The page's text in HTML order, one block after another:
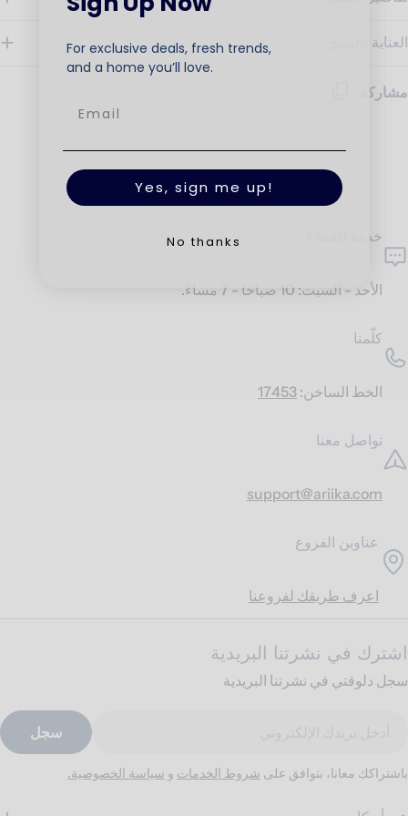
العناية بالمنتج
مشاركة:
خدمة العملاء
الأحد - السبت: 10 صباحًا - 7 مساءً.
كلّمنا
الخط الساخن: 17453
تواصل معنا
support@ariika.com
عناوين الفروع
اعرف طريقك لفروعنا
اشترك في نشرتنا البريدية
سجل دلوقتي في نشرتنا البريدية
سجل
باشتراكك معانا، بتوافق على شروط الخدمات و سياسة الخصوصية.
For exclusive deals, fresh trends,
and a home you’ll love.
Yes, sign me up!
No thanks